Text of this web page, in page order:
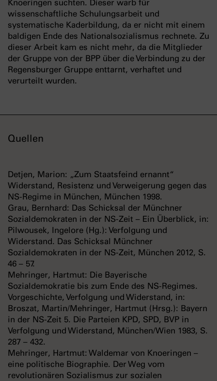
Knoeringen suchten. Dieser warb für
wissenschaftliche Schulungsarbeit und
systematische Kaderbildung, da er nicht mit einem
baldigen Ende des Nationalsozialismus rechnete. Zu
dieser Arbeit kam es nicht mehr, da die Mitglieder
der Gruppe von der BPP über die Verbindung zu der
Regensburger Gruppe enttarnt, verhaftet und
verurteilt wurden.
Quellen
Detjen, Marion: „Zum Staatsfeind ernannt“
Widerstand, Resistenz und Verweigerung gegen das
NS-Regime in München, München 1998.
Grau, Bernhard: Das Schicksal der Münchner
Sozialdemokraten in der NS-Zeit – Ein Überblick, in:
Pilwousek, Ingelore (Hg.): Verfolgung und
Widerstand. Das Schicksal Münchner
Sozialdemokraten in der NS-Zeit, München 2012, S.
46 – 57.
Mehringer, Hartmut: Die Bayerische
Sozialdemokratie bis zum Ende des NS-Regimes.
Vorgeschichte, Verfolgung und Widerstand, in:
Broszat, Martin/Mehringer, Hartmut (Hrsg.): Bayern
in der NS-Zeit 5. Die Parteien KPD, SPD, BVP in
Verfolgung und Widerstand, München/Wien 1983, S.
287 – 432.
Mehringer, Hartmut: Waldemar von Knoeringen –
eine politische Biographie. Der Weg vom
revolutionären Sozialismus zur sozialen